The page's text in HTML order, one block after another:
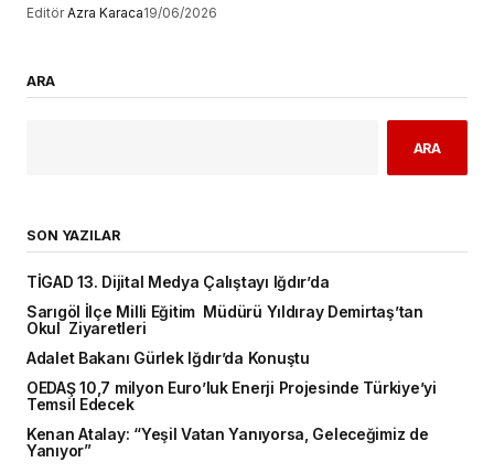
Editör Azra Karaca19/06/2026
ARA
ARA
SON YAZILAR
TİGAD 13. Dijital Medya Çalıştayı Iğdır’da
Sarıgöl İlçe Milli Eğitim Müdürü Yıldıray Demirtaş’tan
Okul Ziyaretleri
Adalet Bakanı Gürlek Iğdır’da Konuştu
OEDAŞ 10,7 milyon Euro’luk Enerji Projesinde Türkiye’yi
Temsil Edecek
Kenan Atalay: “Yeşil Vatan Yanıyorsa, Geleceğimiz de
Yanıyor”